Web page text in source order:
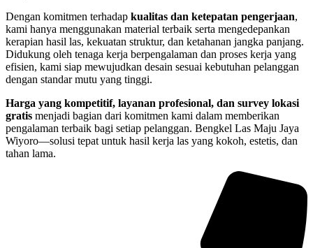
Dengan komitmen terhadap kualitas dan ketepatan pengerjaan,
kami hanya menggunakan material terbaik serta mengedepankan
kerapian hasil las, kekuatan struktur, dan ketahanan jangka panjang.
Didukung oleh tenaga kerja berpengalaman dan proses kerja yang
efisien, kami siap mewujudkan desain sesuai kebutuhan pelanggan
dengan standar mutu yang tinggi.
Harga yang kompetitif, layanan profesional, dan survey lokasi
gratis menjadi bagian dari komitmen kami dalam memberikan
pengalaman terbaik bagi setiap pelanggan. Bengkel Las Maju Jaya
Wiyoro—solusi tepat untuk hasil kerja las yang kokoh, estetis, dan
tahan lama.